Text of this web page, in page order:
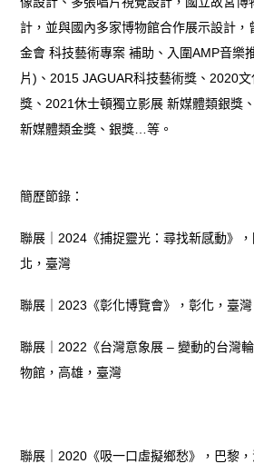
計，並與國內多家博物館合作展示設計
金會 科技藝術專案 補助、入圍AMP音樂
片)、2015 JAGUAR科技藝術獎、2020
獎、2021休士頓獨立影展 新媒體類銀獎
新媒體類金獎、銀獎…等。
簡歷節錄：
聯展｜2024《捕捉靈光：尋找新感動》
北，臺灣
聯展｜2023《彰化博覽會》，彰化，臺灣
聯展｜2022《台灣意象展 – 變動的台灣
物館，高雄，臺灣
聯展｜2020《吸一口虛擬鄉愁》，巴黎，